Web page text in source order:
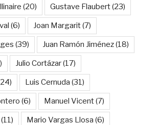
(20) Gustave Flaubert(23)
(6) Joan Margarit(7)
(39) Juan Ramón Jiménez(18)
Julio Cortázar(17)
Luis Cernuda (31)
(6) Manuel Vicent(7)
(11) Mario Vargas Llosa (6)